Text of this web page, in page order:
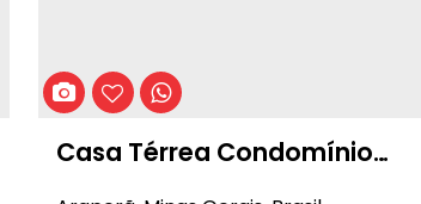
Casa Térrea Condomínio